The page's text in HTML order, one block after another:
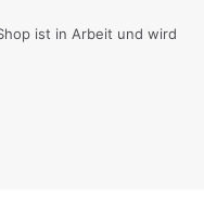
ist in Arbeit und wird